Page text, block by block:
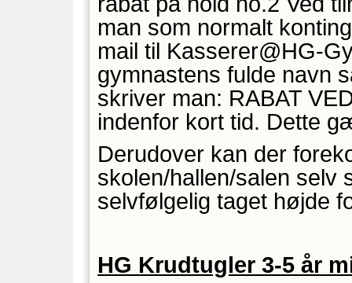
man som normalt
mail til Kasserer@HG-
gymnastens fulde navn
skriver man: RABAT
indenfor kort tid. Dette
Derudover kan der
skolen/hallen/salen selv
selvfølgelig taget højde
HG Krudtugler 3-5 år